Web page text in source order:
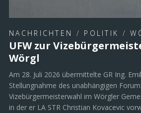
NACHRICHTEN / POLITIK /
UFW zur
Wörgl
Am 28. Juli 2026 übermittelte GR Ing.
Stellungnahme des unabhängigen
Vizebürgermeisterwahl im Wörgler
in der er LA STR Christian Kovacevic